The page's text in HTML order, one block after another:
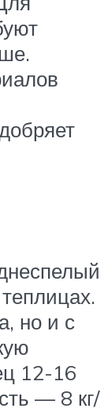
но и с
12-16
— 8 кг/